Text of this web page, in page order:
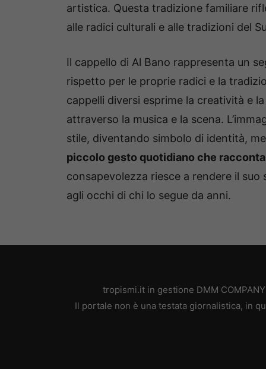
artistica. Questa tradizione familiare
alle radici culturali e alle tradizioni del
Il cappello di Al Bano rappresenta un
rispetto per le proprie radici e la
cappelli diversi esprime la creatività e
attraverso la musica e la scena.
stile, diventando simbolo di identità,
piccolo gesto quotidiano che
consapevolezza riesce a rendere il
agli occhi di chi lo segue da anni.
tropismi.it in gestione DMM
Il portale non è una testata giornalistica, in